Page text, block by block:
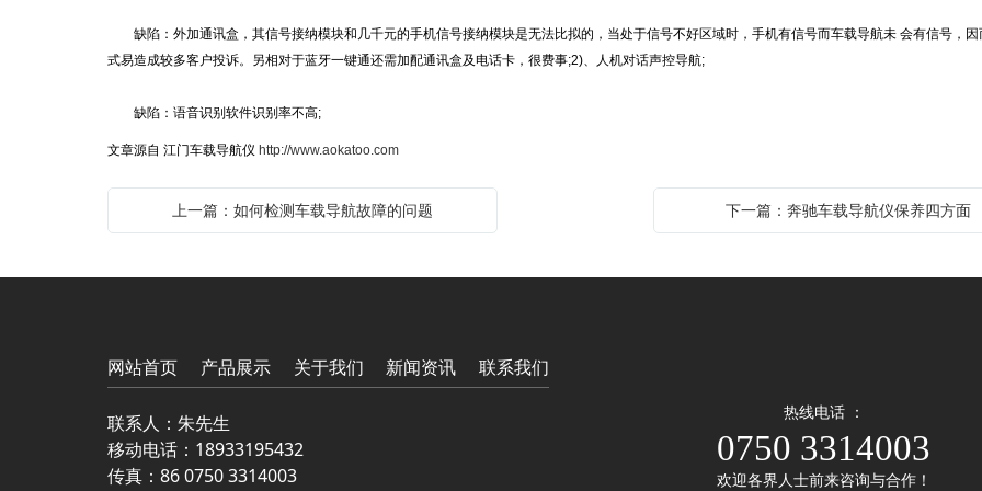
缺陷：外加通讯盒，其信号接纳模块和几千元的手机信号接纳模块是无法比拟的，当处于信号不好区域时，手机有信号而车载导航未 会有信号，因
式易造成较多客户投诉。另相对于蓝牙一键通还需加配通讯盒及电话卡，很费事;2)、人机对话声控导航;
缺陷：语音识别软件识别率不高;
文章源自 江门车载导航仪 http://www.aokatoo.com
上一篇：如何检测车载导航故障的问题 下一篇：奔驰车载导航仪保养四方面
网站首页 产品展示 关于我们 新闻资讯 联系我们
联系人：朱先生
移动电话： 18933195432
传真：86 0750 3314003
热线电话 ：
0750 3314003
欢迎各界人士前来咨询与合作！